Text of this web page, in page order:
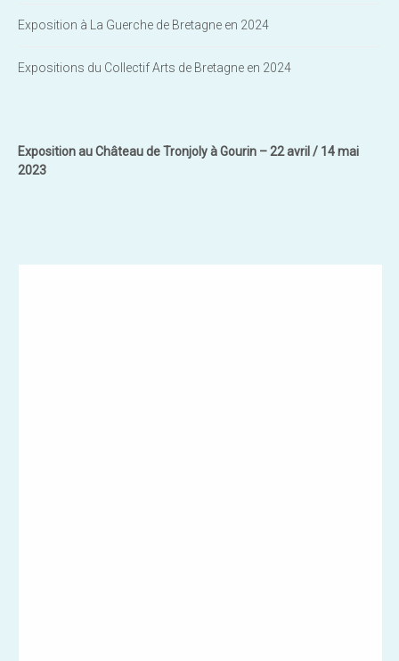
Exposition à La Guerche de Bretagne en 2024
Expositions du Collectif Arts de Bretagne en 2024
Exposition au Château de Tronjoly à Gourin – 22 avril / 14 mai
2023